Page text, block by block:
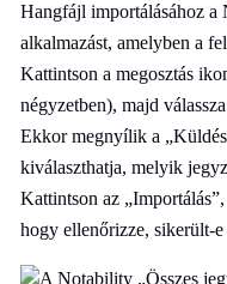
Hangfájl importálásához a
alkalmazást, amelyben a
Kattintson a megosztás
négyzetben), majd
Ekkor megnyílik a
kiválaszthatja, melyik
Kattintson az
hogy ellenőrizze, sikerült-